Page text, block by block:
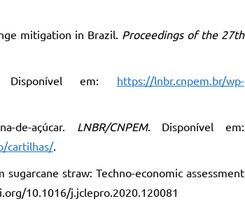
mitigation in Brazil. Proceedings of the 27th
Disponível em: https://lnbr.cnpem.br/wp-
de-açúcar. LNBR/CNPEM. Disponível em:
cartilhas/.
straw: Techno-economic assessment
10.1016/j.jclepro.2020.120081